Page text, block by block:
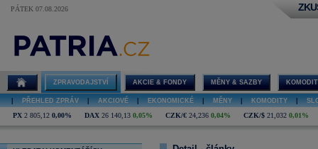
PÁTEK 07.08.2026
ZPRAVODAJSTVÍ AKCIE & FONDY MĚNY & SAZBY
PŘEHLED ZPRÁV AKCIOVÉ EKONOMICKÉ MĚNY KOMODITY
PX 2 805,12 0,00% DAX 26 140,13 0,05% CZK/€ 24,236 0,04% CZK/$ 21,032 0,01%